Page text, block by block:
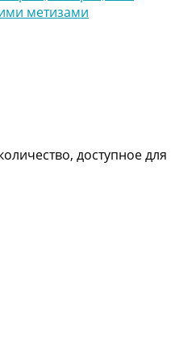
метизами
доступное для